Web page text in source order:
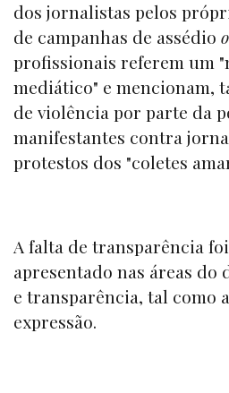
dos jornalistas pelos
de campanhas de assédio
profissionais referem um
mediático" e mencionam,
de violência por parte da
manifestantes contra
protestos dos "coletes
A falta de transparência
apresentado nas áreas
e transparência, tal como
expressão.